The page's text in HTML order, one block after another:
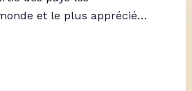
et le plus apprécié…